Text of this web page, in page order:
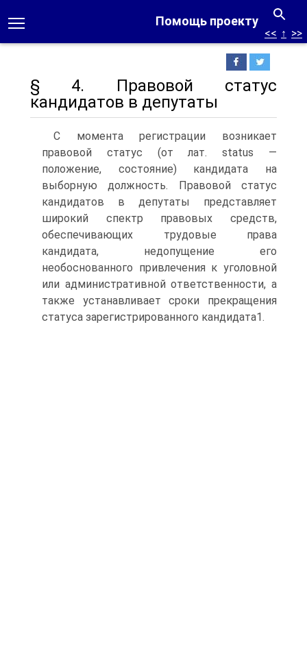
Помощь проекту
<< ↑ >>
§ 4. Правовой статус
кандидатов в депутаты
С момента регистрации возникает
правовой статус (от лат. status —
положение, состояние) кандидата на
выборную должность. Правовой статус
кандидатов в депутаты представляет
широкий спектр правовых средств,
обеспечивающих трудовые права
кандидата, недопущение его
необоснованного привлечения к уголовной
или административной ответственности, а
также устанавливает сроки прекращения
статуса зарегистрированного кандидата1.